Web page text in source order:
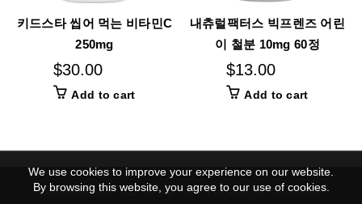
키드스타 씹어 먹는 비타민C
250mg
$30.00
Add to cart
내츄럴팩터스 빅프렌즈 어린
이 철분 10mg 60정
$13.00
Add to cart
Copyright 2020 GD Health Town Ltd All Right Reserved.
We use cookies to improve your experience on our website.
By browsing this website, you agree to our use of cookies.